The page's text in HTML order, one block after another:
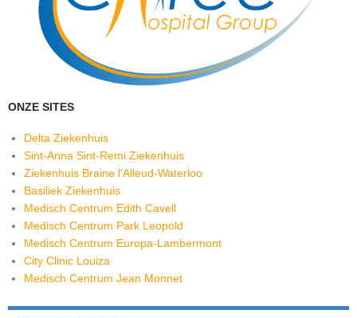
ONZE SITES
Delta Ziekenhuis
Sint-Anna Sint-Remi Ziekenhuis
Ziekenhuis Braine l'Alleud-Waterloo
Basiliek Ziekenhuis
Medisch Centrum Edith Cavell
Medisch Centrum Park Leopold
Medisch Centrum Europa-Lambermont
City Clinic Louiza
Medisch Centrum Jean Monnet